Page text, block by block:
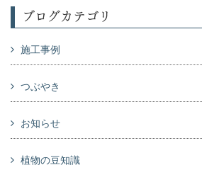
ブログカテゴリ
施工事例
つぶやき
お知らせ
植物の豆知識